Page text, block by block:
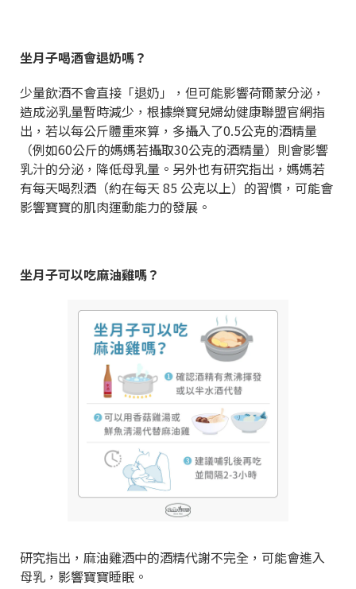
坐月子喝酒會退奶嗎？
少量飲酒不會直接「退奶」，但可能影響荷爾蒙分泌，
造成泌乳量暫時減少，根據樂寶兒婦幼健康聯盟官網指
出，若以每公斤體重來算，多攝入了0.5公克的酒精量
（例如60公斤的媽媽若攝取30公克的酒精量）則會影響
乳汁的分泌，降低母乳量。另外也有研究指出，媽媽若
有每天喝烈酒（約在每天 85 公克以上）的習慣，可能會
影響寶寶的肌肉運動能力的發展。
坐月子可以吃麻油雞嗎？
研究指出，麻油雞酒中的酒精代謝不完全，可能會進入
母乳，影響寶寶睡眠。